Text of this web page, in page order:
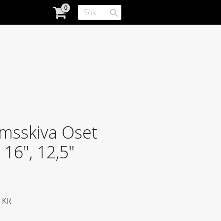
Oset
12,5"
pris:
KR
pris: